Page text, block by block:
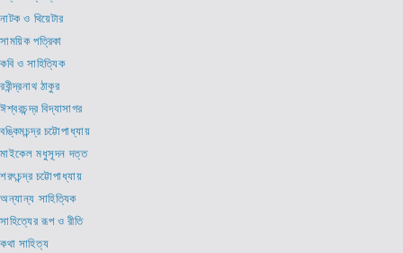
নাটক ও থিয়েটার
সাময়িক পত্রিকা
কবি ও সাহিত্যিক
রবীন্দ্রনাথ ঠাকুর
ঈশ্বরচন্দ্র বিদ্যাসাগর
বঙ্কিমচন্দ্র চট্টোপাধ্যায়
মাইকেল মধুসূদন দত্ত
শরৎচন্দ্র চট্টোপাধ্যায়
অন্যান্য সাহিত্যিক
সাহিত্যের রূপ ও রীতি
কথা সাহিত্য